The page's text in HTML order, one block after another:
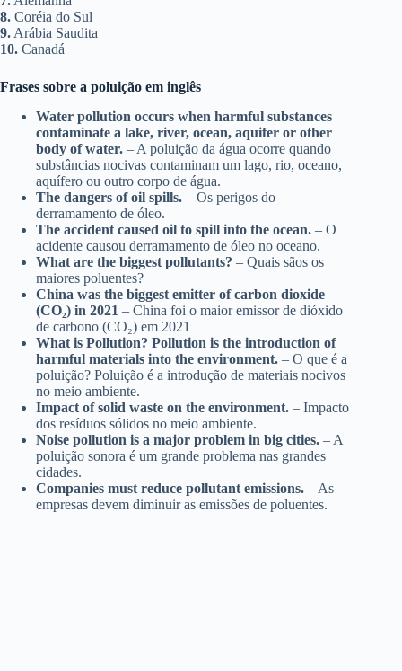
8. Coréia do Sul
9. Arábia Saudita
10. Canadá
Frases sobre a poluição em inglês
Water pollution occurs when harmful substances
contaminate a lake, river, ocean, aquifer or other
body of water. – A poluição da água ocorre quando
substâncias nocivas contaminam um lago, rio, oceano,
aquífero ou outro corpo de água.
The dangers of oil spills. – Os perigos do
derramamento de óleo.
The accident caused oil to spill into the ocean. – O
acidente causou derramamento de óleo no oceano.
What are the biggest pollutants? – Quais sãos os
maiores poluentes?
China was the biggest emitter of carbon dioxide
(CO₂) in 2021 – China foi o maior emissor de dióxido
de carbono (CO₂) em 2021
What is Pollution? Pollution is the introduction of
harmful materials into the environment. – O que é a
poluição? Poluição é a introdução de materiais nocivos
no meio ambiente.
Impact of solid waste on the environment. – Impacto
dos resíduos sólidos no meio ambiente.
Noise pollution is a major problem in big cities. – A
poluição sonora é um grande problema nas grandes
cidades.
Companies must reduce pollutant emissions. – As
empresas devem diminuir as emissões de poluentes.